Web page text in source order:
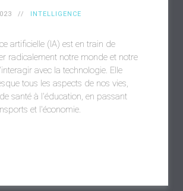
INTELLIGENCE
artificielle (IA) est en train de
radicalement notre monde et notre
avec la technologie. Elle
tous les aspects de nos vies,
santé à l'éducation, en passant
et l'économie.